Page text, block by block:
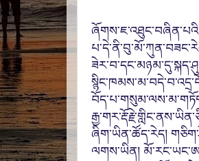
ཞོགས་ཇ
རྒྱ་གར་རྡོ་རྗེ་གླིང་ནས་ཡིན་
ཞིག་ཡིན་ཚོད་རེད།
ལགས་ཡིན།